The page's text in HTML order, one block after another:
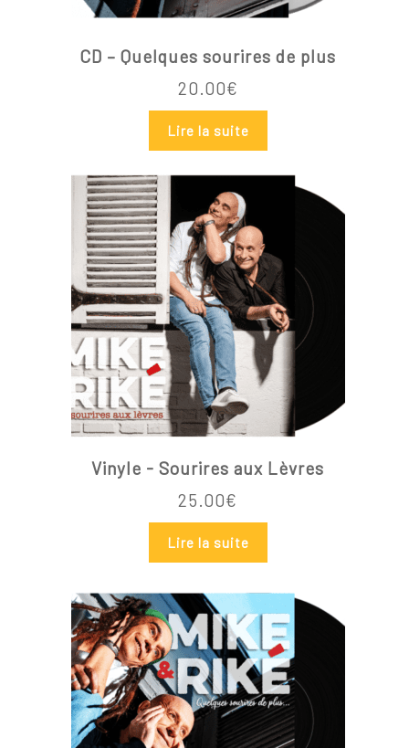
Votre panier est vide.
Go To Shop
CD – Quelques sourires de plus
20.00€
Lire la suite
Vinyle - Sourires aux Lèvres
25.00€
Lire la suite